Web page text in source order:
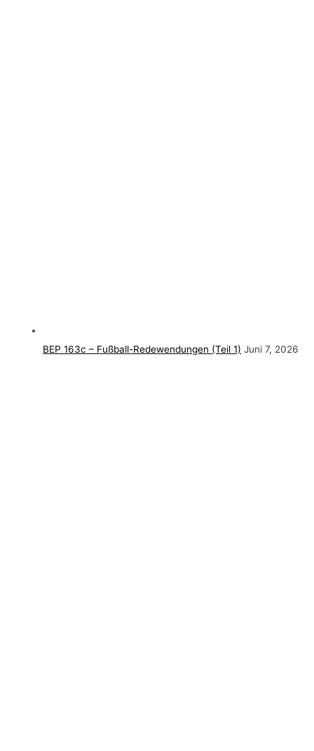
BEP 163c – Fußball-Redewendungen (Teil 1) Juni 7, 2026